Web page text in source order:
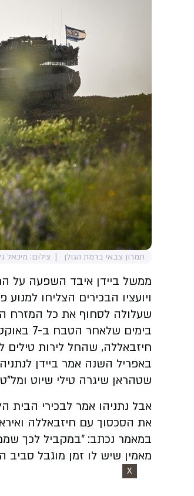
תמרון צבאי ברמת הגולן צילום: מיכאל
ממשל ביידן איבד השפעה על
ויועציו הבכירים הצליחו
שעלולה לסחוף את כל המזרח
בימים
חיזבאללה, שהחל לירות טילים
באפריל השנה אמר ביידן
שטהראן שיגרה טילי שיוט
אבל נתניהו אמר לבכירי הבית
את הסכסוך עם חיזבאללה
במאמר נכתב: "במקביל לכך
מאמין שיש לו זמן מוגבל סביב
X